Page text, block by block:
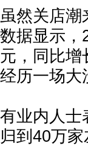
虽然关店潮
数据显示，
元，同比增
经历一场大
有业内人士
归到40万